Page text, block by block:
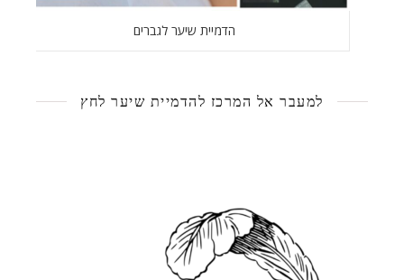
הדמיית שיער לגברים
למעבר אל המרכז להדמיית שיער לחץ